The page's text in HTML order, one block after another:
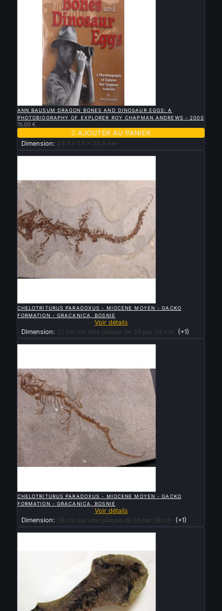
APERÇU RAPIDE
ANN BAUSUM DRAGON BONES AND DINOSAUR EGGS: A
PHOTOBIOGRAPHY OF EXPLORER ROY CHAPMAN ANDREWS - 2000
15,00 €
 AJOUTER AU PANIER
Dimension: 24.1 x 1.1 x 28.5 cm
Vendu
CHELOTRITURUS PARADOXUS - MIOCENE MOYEN - GACKO
FORMATION - GRACANICA, BOSNIE
Voir détails
Dimension:
21 cm sur une plaque de 28 par 24 cm (+1)
Vendu
CHELOTRITURUS PARADOXUS - MIOCENE MOYEN - GACKO
FORMATION - GRACANICA, BOSNIE
Voir détails
Dimension:
16 cm sur une plaque de 16 par 19 cm (+1)
Vendu